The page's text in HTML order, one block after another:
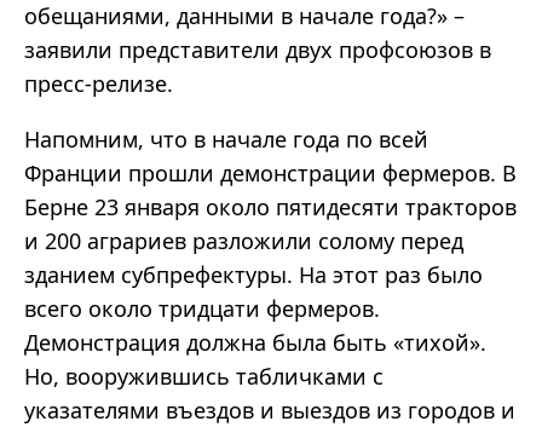
обещаниями, данными в начале года?» –
заявили представители двух профсоюзов в
пресс-релизе.
Напомним, что в начале года по всей
Франции прошли демонстрации фермеров. В
Берне 23 января около пятидесяти тракторов
и 200 аграриев разложили солому перед
зданием субпрефектуры. На этот раз было
всего около тридцати фермеров.
Демонстрация должна была быть «тихой».
Но, вооружившись табличками с
указателями въездов и выездов из городов и